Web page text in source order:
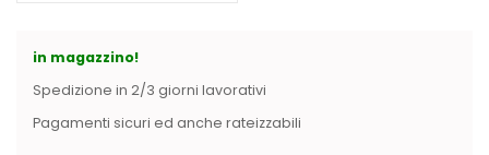
Canovacci Completi di Filati e Ago (24)
Sciarpe (8)
in magazzino!
Spedizione in 2/3 giorni lavorativi
Pagamenti sicuri ed anche rateizzabili